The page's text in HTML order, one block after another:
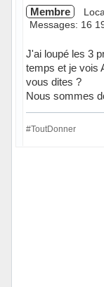
Membre
Messages: 16
J'ai loupé les 3
temps et je vois
vous dites ?
Nous sommes
#ToutDonner